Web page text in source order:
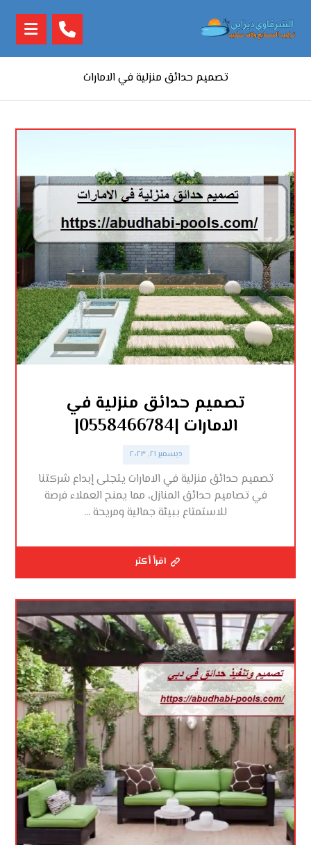
تصميم حدائق منزلية في الامارات
تصميم حدائق منزلية في
الامارات |0558466784|
ديسمبر ٢١, ٢٠٢٣
تصميم حدائق منزلية في الامارات يتجلى إبداع شركتنا
في تصاميم حدائق المنازل، مما يمنح العملاء فرصة
للاستمتاع ببيئة جمالية ومريحة ...
اقرأ أكثر